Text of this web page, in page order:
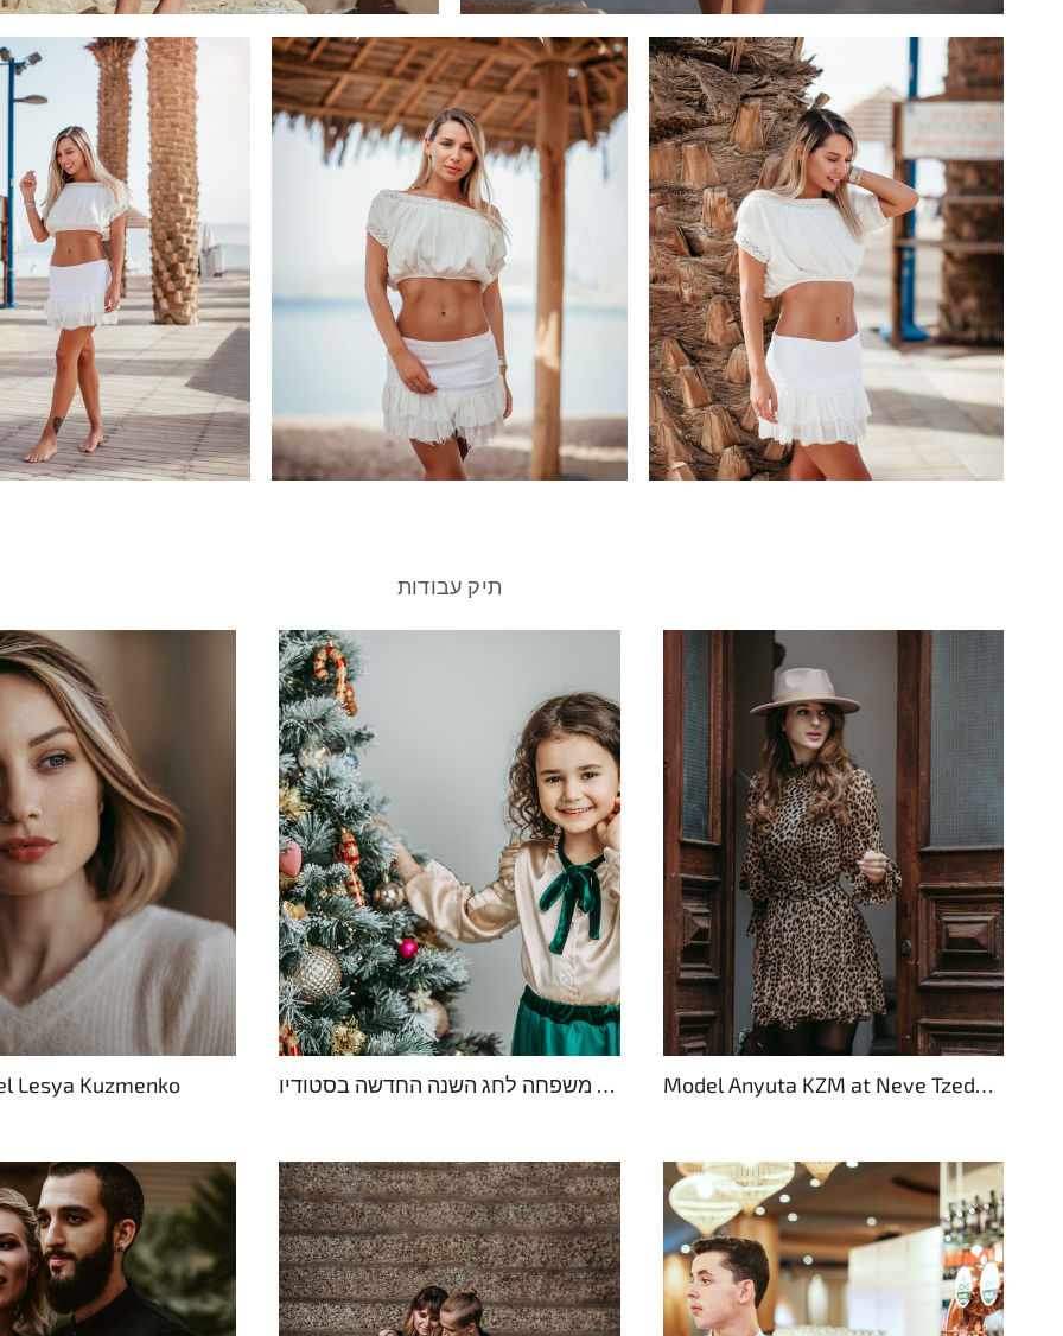
תיק עבודות
Lesya Kuzmenko צילומי משפחה לחג השנה החדשה בסטודיו GeorgeTLV בחיפה Model Anyuta KZM at Neve Tzedek, Tel Aviv